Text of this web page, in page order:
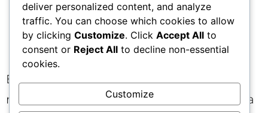
device si la qualité diffère
significativement (ex. privilégier le
desktop aux heures de bureau).
En parallèle, organisez des revues
mensuelles avec les ventes pour aligner la
deliver personalized content, and analyze
traffic. You can choose which cookies to allow
by clicking Customize. Click Accept All to
consent or Reject All to decline non-essential
cookies.
Customize